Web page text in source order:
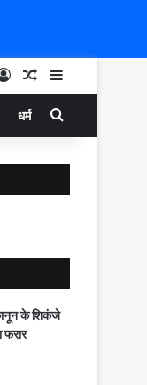
Log InRandom Article
Sidebar
धर्म Search for
के शिकंजे
फरार